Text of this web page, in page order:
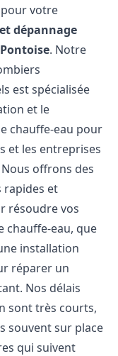
votre
dépannage
Pontoise. Notre
est spécialisée
et le
chauffe-eau pour
et les entreprises
Nous offrons des
rapides et
résoudre vos
chauffe-eau, que
installation
réparer un
Nos délais
sont très courts,
souvent sur place
qui suivent